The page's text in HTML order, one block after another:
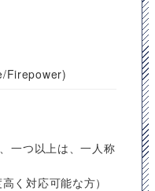
Firepower)
一つ以上は、一人称
く対応可能な方）